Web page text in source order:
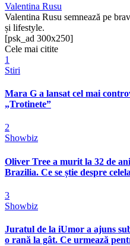
Valentina Rusu
Valentina Rusu semnează pe
și lifestyle.
[psk_ad 300x250]
Cele mai citite
1
Stiri
Mara G a lansat cel mai
„Trotinete”
2
Showbiz
Oliver Tree a murit la 32 de
Brazilia. Ce se știe despre
3
Showbiz
Juratul de la iUmor a ajuns
o rană la gât. Ce urmează